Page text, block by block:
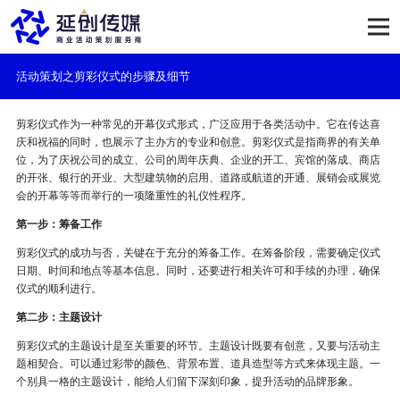
活动策划之剪彩仪式的步骤及细节
剪彩仪式作为一种常见的开幕仪式形式，广泛应用于各类活动中。它在传达喜
庆和祝福的同时，也展示了主办方的专业和创意。 剪彩仪式是指商界的有关单
位，为了庆祝公司的成立、公司的周年庆典、企业的开工、宾馆的落成、商店
的开张、银行的开业、大型建筑物的启用、道路或航道的开通、展销会或展览
会的开幕等等而举行的一项隆重性的礼仪性程序。
第一步：筹备工作
剪彩仪式的成功与否，关键在于充分的筹备工作。在筹备阶段，需要确定仪式
日期、时间和地点等基本信息。同时，还要进行相关许可和手续的办理，确保
仪式的顺利进行。
第二步：主题设计
剪彩仪式的主题设计是至关重要的环节。主题设计既要有创意，又要与活动主
题相契合。可以通过彩带的颜色、背景布置、道具造型等方式来体现主题。一
个别具一格的主题设计，能给人们留下深刻印象，提升活动的品牌形象。